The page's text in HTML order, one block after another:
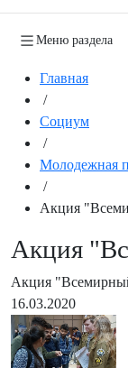
Меню раздела
Главная
/
Социум
/
Молодежная
/
Акция
Акция
Акция
16.03.2020